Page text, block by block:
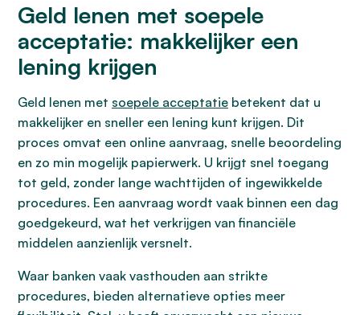
Geld lenen met soepele
acceptatie: makkelijker een
lening krijgen
Geld lenen met soepele acceptatie betekent dat u
makkelijker en sneller een lening kunt krijgen. Dit
proces omvat een online aanvraag, snelle beoordeling
en zo min mogelijk papierwerk. U krijgt snel toegang
tot geld, zonder lange wachttijden of ingewikkelde
procedures. Een aanvraag wordt vaak binnen een dag
goedgekeurd, wat het verkrijgen van financiële
middelen aanzienlijk versnelt.
Waar banken vaak vasthouden aan strikte
procedures, bieden alternatieve opties meer